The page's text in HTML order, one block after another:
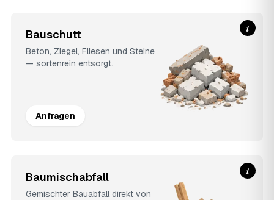
Bauschutt
Beton, Ziegel, Fliesen und Steine
— sortenrein entsorgt.
Anfragen
i
Baumischabfall
Gemischter Bauabfall direkt von
i